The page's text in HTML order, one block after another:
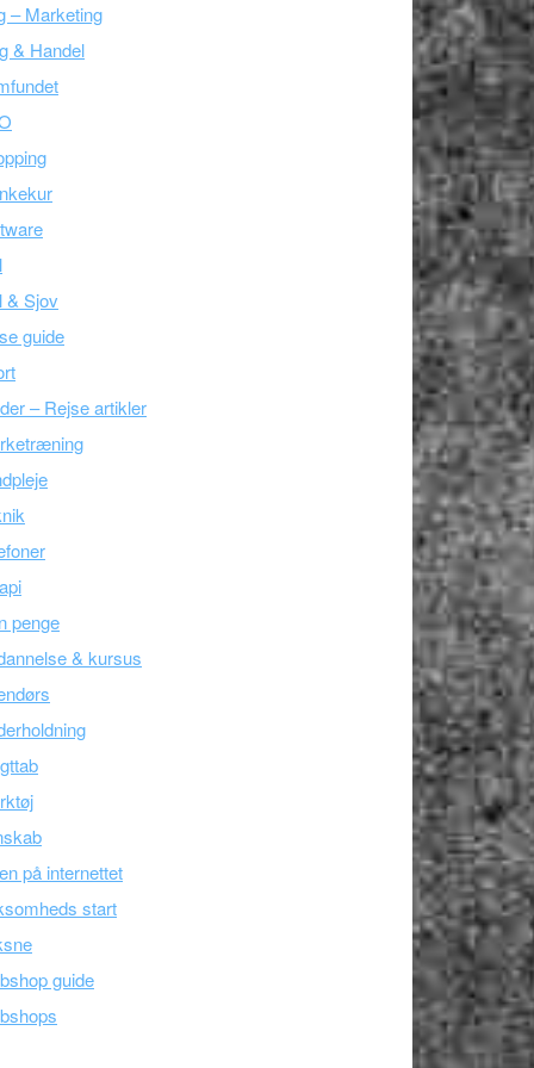
– Marketing
& Handel
& Sjov
guide
– Rejse artikler
penge
& kursus
på internettet
start
guide